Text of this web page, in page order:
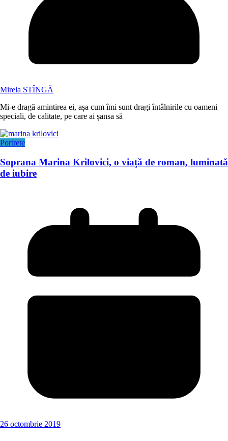
Mirela STÎNGĂ
Mi-e dragă amintirea ei, așa cum îmi sunt dragi întâlnirile cu oameni
speciali, de calitate, pe care ai șansa să
Portrete
Soprana Marina Krilovici, o viață de roman, luminată
de iubire
26 octombrie 2019